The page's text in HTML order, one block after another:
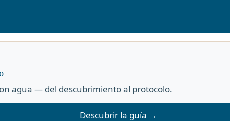
agua — del descubrimiento al protocolo.
Descubrir la guía →